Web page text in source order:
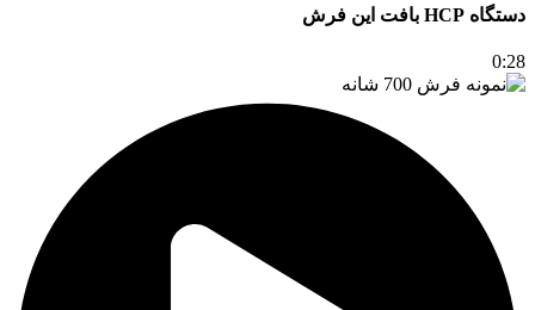
دستگاه HCP بافت این فرش
0:28